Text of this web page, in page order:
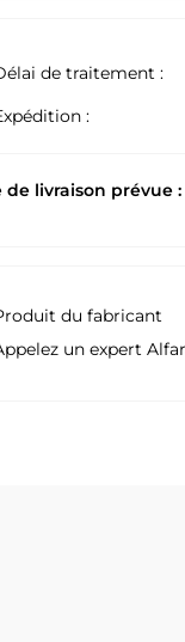
de traitement :
:
de livraison prévue :
du fabricant
un expert